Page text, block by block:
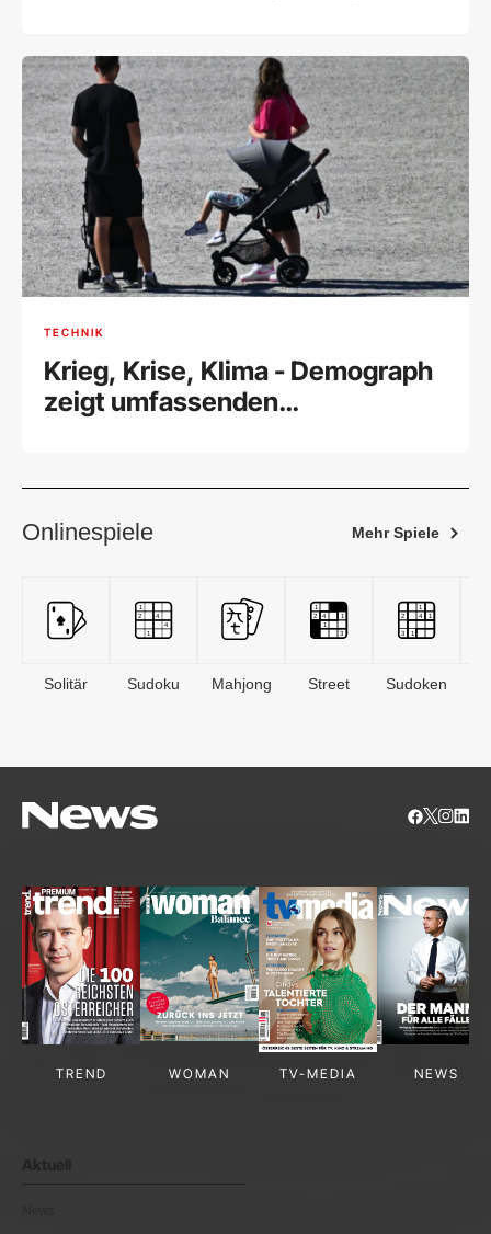
TECHNIK
Krieg, Krise, Klima - Demograph
zeigt umfassenden
Onlinespiele Mehr Spiele
Solitär Sudoku Mahjong Street Sudoken
TREND WOMAN TV-MEDIA NEWS